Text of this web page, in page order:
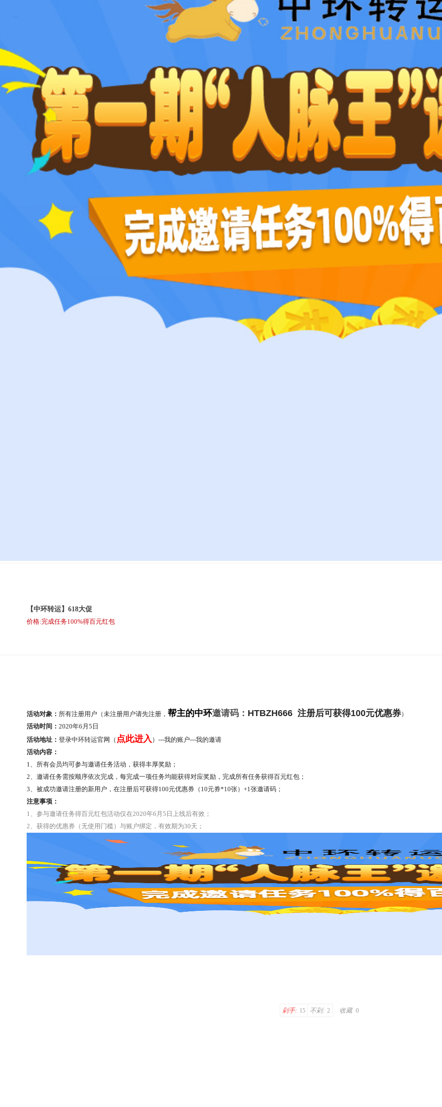
【中环转运】618大促
价格:完成任务100%得百元红包
活动对象： 所有注册用户（未注册用户请先注册， 帮主的中环邀请码： HTBZH666 注册后可获得100元优惠券）
活动时间： 2020年6月5日
活动地址： 登录中环转运官网（ 点此进入 ）---我的账户---我的邀请
活动内容：
1、所有会员均可参与邀请任务活动，获得丰厚奖励；
2、邀请任务需按顺序依次完成，每完成一项任务均能获得对应奖励，完成所有任务获得百元红包；
3、被成功邀请注册的新用户，在注册后可获得100元优惠券（10元券*10张）+1张邀请码；
注意事项：
1、 参与邀请任务得百元红包活动仅在2020年6月5日上线后有效；
2、 获得的优惠券（无使用门槛）与账户绑定，有效期为30天；
剁手: 15 不剁: 2 收藏 0